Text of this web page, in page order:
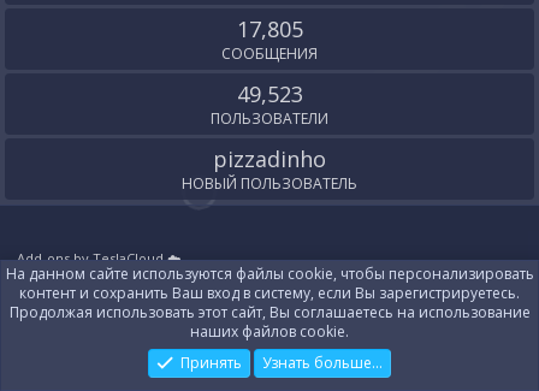
17,805
СООБЩЕНИЯ
49,523
ПОЛЬЗОВАТЕЛИ
pizzadinho
НОВЫЙ ПОЛЬЗОВАТЕЛЬ
Add-ons by TeslaCloud ☁️
Локализация отXenForo.Info
Контакты
На данном сайте используются файлы cookie, чтобы персонализировать
контент и сохранить Ваш вход в систему, если Вы зарегистрируетесь.
Продолжая использовать этот сайт, Вы соглашаетесь на использование
наших файлов cookie.
Принять
Узнать больше...